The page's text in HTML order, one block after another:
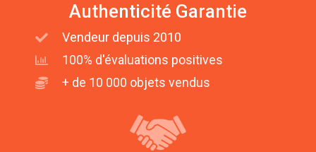
Authenticité Garantie
Vendeur depuis 2010
100% d'évaluations positives
+ de 10 000 objets vendus